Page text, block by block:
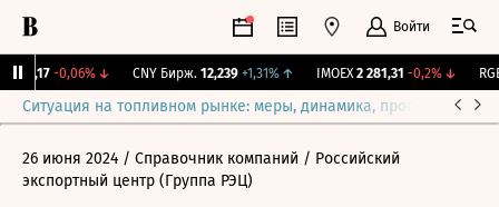
Войти
115,17 -0,06%↓ CNY Бирж. 12,239 +1,31% ↑ IMOEX 2 281,31 -0,2%↓
Ситуация на топливном рынке: меры, динамика, прогнозы
26 июня 2024 / Справочник компаний / Российский
экспортный центр (Группа РЭЦ)